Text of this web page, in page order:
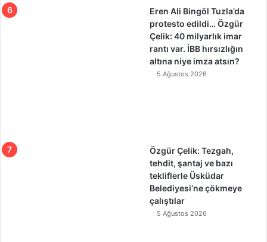
Eren Ali Bingöl Tuzla’da
protesto edildi… Özgür
Çelik: 40 milyarlık imar
rantı var. İBB hırsızlığın
altına niye imza atsın?
5 Ağustos 2026
Özgür Çelik: Tezgah,
tehdit, şantaj ve bazı
tekliflerle Üsküdar
Belediyesi’ne çökmeye
çalıştılar
5 Ağustos 2026